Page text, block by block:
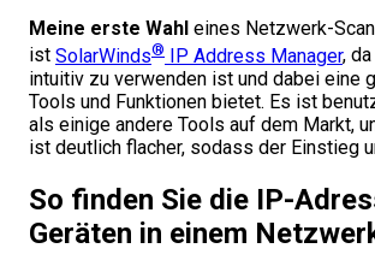
Meine erste Wahl eines Netzwerk-
ist SolarWinds® IP Address Manager,
intuitiv zu verwenden ist und dabei eine
Tools und Funktionen bietet. Es ist
als einige andere Tools auf dem Markt,
ist deutlich flacher, sodass der Einstieg
So finden Sie die IP-
Geräten in einem